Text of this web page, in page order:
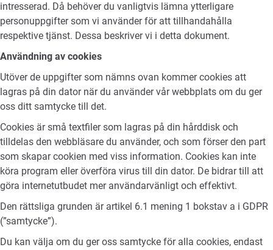
intresserad. Då behöver du vanligtvis lämna ytterligare
personuppgifter som vi använder för att tillhandahålla
respektive tjänst. Dessa beskriver vi i detta dokument.
Användning av cookies
Utöver de uppgifter som nämns ovan kommer cookies att
lagras på din dator när du använder vår webbplats om du ger
oss ditt samtycke till det.
Cookies är små textfiler som lagras på din hårddisk och
tilldelas den webbläsare du använder, och som förser den part
som skapar cookien med viss information. Cookies kan inte
köra program eller överföra virus till din dator. De bidrar till att
göra internetutbudet mer användarvänligt och effektivt.
Den rättsliga grunden är artikel 6.1 mening 1 bokstav a i GDPR
(”samtycke”).
Du kan välja om du ger oss samtycke för alla cookies, endast